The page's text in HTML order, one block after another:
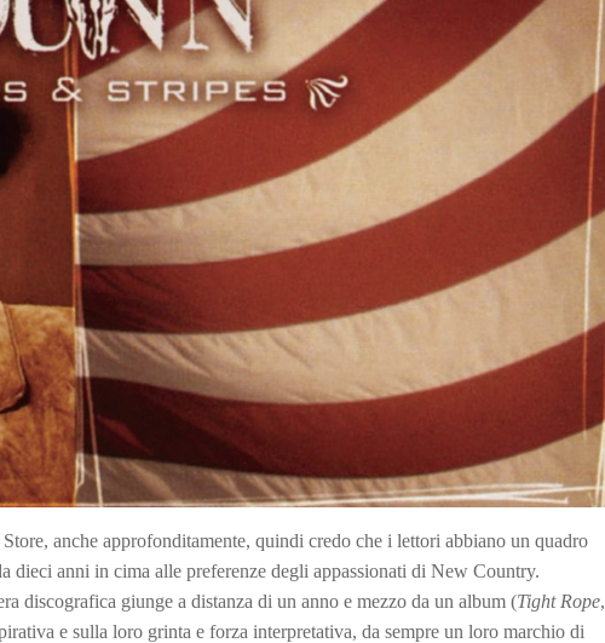
anche approfonditamente, quindi credo che i lettori abbiano un quadro
dieci anni in cima alle preferenze degli appassionati di New Country.
discografica giunge a distanza di un anno e mezzo da un album (Tight Rope,
e sulla loro grinta e forza interpretativa, da sempre un loro marchio di